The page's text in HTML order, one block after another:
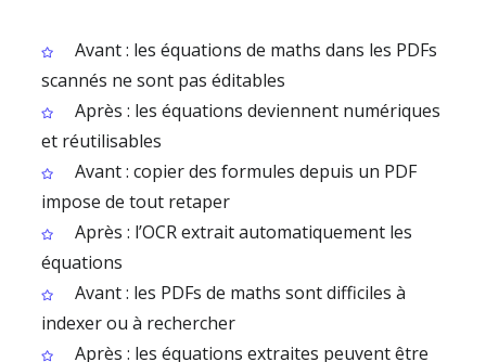
Avant : les équations de maths dans les PDFs
scannés ne sont pas éditables
Après : les équations deviennent numériques
et réutilisables
Avant : copier des formules depuis un PDF
impose de tout retaper
Après : l’OCR extrait automatiquement les
équations
Avant : les PDFs de maths sont difficiles à
indexer ou à rechercher
Après : les équations extraites peuvent être